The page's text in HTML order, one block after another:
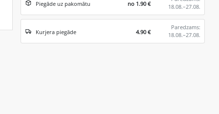
Piegāde uz pakomātu no 1.90 €
18.08.–27.08.
Kurjera piegāde 4.90 €
Paredzams:
18.08.–27.08.